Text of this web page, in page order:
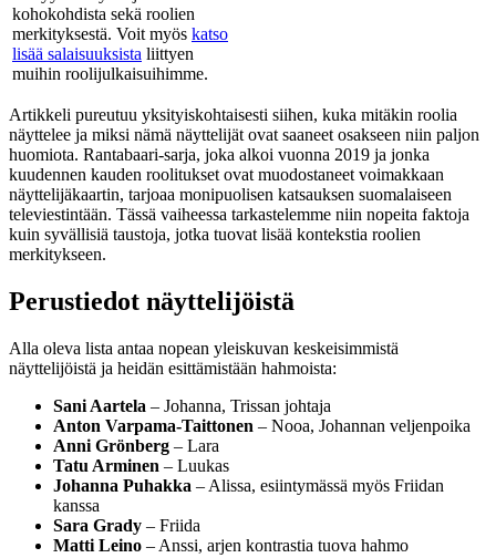
kohokohdista sekä roolien
merkityksestä. Voit myös katso
lisää salaisuuksista liittyen
muihin roolijulkaisuihimme.
Artikkeli pureutuu yksityiskohtaisesti siihen, kuka mitäkin roolia
näyttelee ja miksi nämä näyttelijät ovat saaneet osakseen niin paljon
huomiota. Rantabaari-sarja, joka alkoi vuonna 2019 ja jonka
kuudennen kauden roolitukset ovat muodostaneet voimakkaan
näyttelijäkaartin, tarjoaa monipuolisen katsauksen suomalaiseen
televiestintään. Tässä vaiheessa tarkastelemme niin nopeita faktoja
kuin syvällisiä taustoja, jotka tuovat lisää kontekstia roolien
merkitykseen.
Perustiedot näyttelijöistä
Alla oleva lista antaa nopean yleiskuvan keskeisimmistä
näyttelijöistä ja heidän esittämistään hahmoista:
Sani Aartela – Johanna, Trissan johtaja
Anton Varpama-Taittonen – Nooa, Johannan veljenpoika
Anni Grönberg – Lara
Tatu Arminen – Luukas
Johanna Puhakka – Alissa, esiintymässä myös Friidan
kanssa
Sara Grady – Friida
Matti Leino – Anssi, arjen kontrastia tuova hahmo